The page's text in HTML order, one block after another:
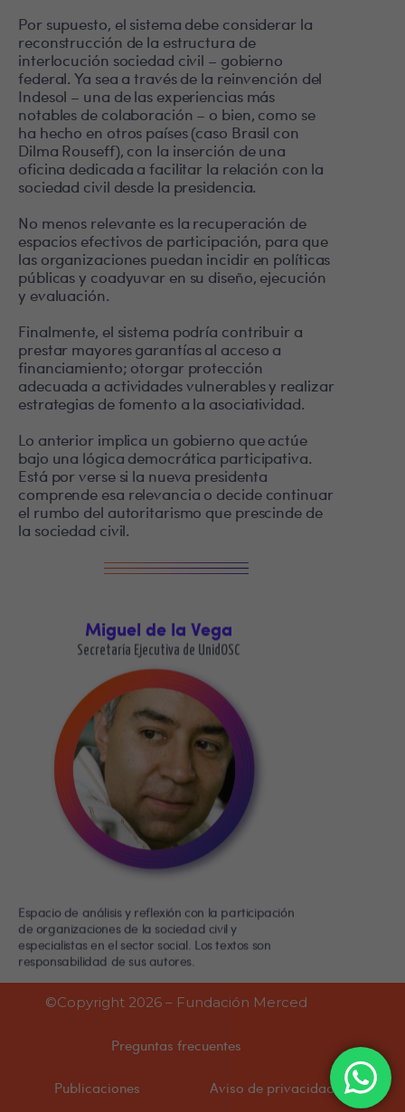
Por supuesto, el sistema debe considerar la
reconstrucción de la estructura de
interlocución sociedad civil – gobierno
federal. Ya sea a través de la reinvención del
Indesol – una de las experiencias más
notables de colaboración – o bien, como se
ha hecho en otros países (caso Brasil con
Dilma Rouseff), con la inserción de una
oficina dedicada a facilitar la relación con la
sociedad civil desde la presidencia.
No menos relevante es la recuperación de
espacios efectivos de participación, para que
las organizaciones puedan incidir en políticas
públicas y coadyuvar en su diseño, ejecución
y evaluación.
Finalmente, el sistema podría contribuir a
prestar mayores garantías al acceso a
financiamiento; otorgar protección
adecuada a actividades vulnerables y realizar
estrategias de fomento a la asociatividad.
Lo anterior implica un gobierno que actúe
bajo una lógica democrática participativa.
Está por verse si la nueva presidenta
comprende esa relevancia o decide continuar
el rumbo del autoritarismo que prescinde de
la sociedad civil.
Secretaría Ejecutiva de UnidOSC
de organizaciones de la sociedad civil y
especialistas en el sector social. Los textos son
responsabilidad de sus autores.
©Copyright 2026 – Fundación Merced
Preguntas frecuentes
Publicaciones Aviso de privacidad